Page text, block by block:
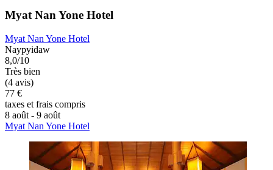
Myat Nan Yone Hotel
Myat Nan Yone Hotel
Naypyidaw
8,0/10
Très bien
(4 avis)
77 €
taxes et frais compris
8 août - 9 août
Myat Nan Yone Hotel